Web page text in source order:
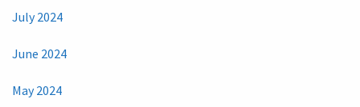
July 2024
June 2024
May 2024